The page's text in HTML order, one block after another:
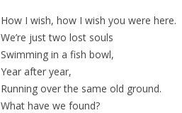
How I wish, how I wish you were here.
We’re just two lost souls
Swimming in a fish bowl,
Year after year,
Running over the same old ground.
What have we found?